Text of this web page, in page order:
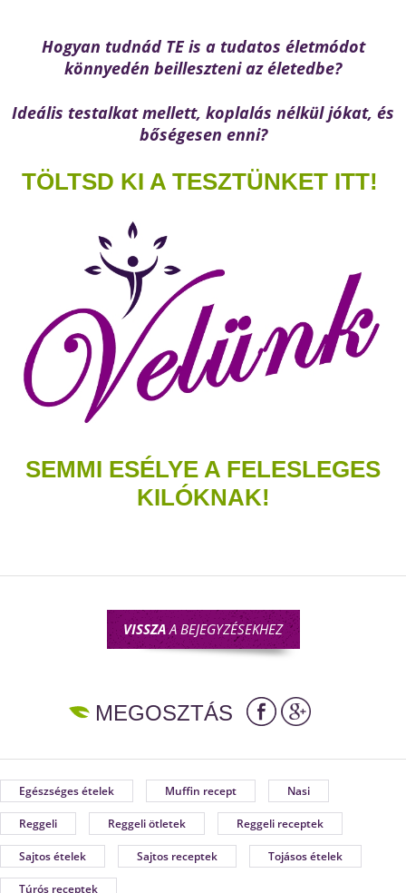
Hogyan tudnád TE is a tudatos életmódot
könnyedén beilleszteni az életedbe?
Ideális testalkat mellett, koplalás nélkül jókat, és
bőségesen enni?
TÖLTSD KI A TESZTÜNKET ITT!
SEMMI ESÉLYE A FELESLEGES
KILÓKNAK!
VISSZAA BEJEGYZÉSEKHEZ
MEGOSZTÁS
Egészséges ételek Muffin recept Nasi
Reggeli Reggeli ötletek Reggeli receptek
Sajtos ételek Sajtos receptek Tojásos ételek
Túrós receptek